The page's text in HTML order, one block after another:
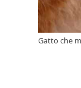
Gatto che